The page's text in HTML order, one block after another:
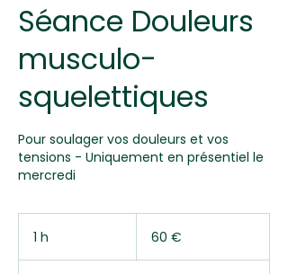
Séance Douleurs
musculo-
squelettiques
Pour soulager vos douleurs et vos
tensions - Uniquement en présentiel le
mercredi
1 h 60 €